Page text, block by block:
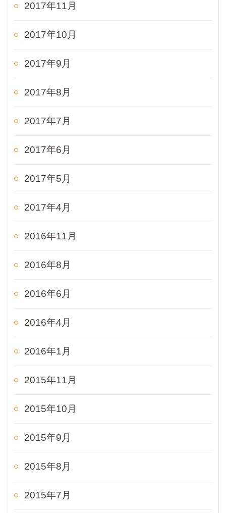
2017年11月
2017年10月
2017年9月
2017年8月
2017年7月
2017年6月
2017年5月
2017年4月
2016年11月
2016年8月
2016年6月
2016年4月
2016年1月
2015年11月
2015年10月
2015年9月
2015年8月
2015年7月